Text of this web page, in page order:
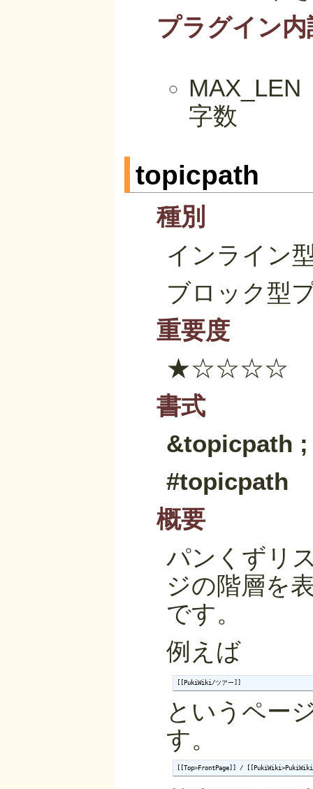
プラグイン内
字数
topicpath
種別
インライン
ブロック型
重要度
★☆☆☆☆
書式
&topicpath ;
#topicpath
概要
パンくずリ
ジの階層を
です。
例えば
[[PukiWiki/ツアー]]
というペー
す。
[[Top>FrontPage]] /